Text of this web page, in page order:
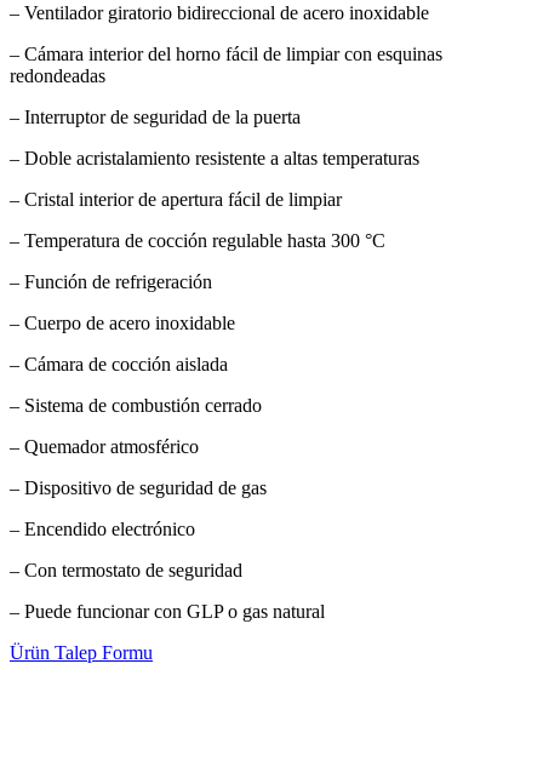
– Ventilador giratorio bidireccional de acero inoxidable
– Cámara interior del horno fácil de limpiar con esquinas
redondeadas
– Interruptor de seguridad de la puerta
– Doble acristalamiento resistente a altas temperaturas
– Cristal interior de apertura fácil de limpiar
– Temperatura de cocción regulable hasta 300 °C
– Función de refrigeración
– Cuerpo de acero inoxidable
– Cámara de cocción aislada
– Sistema de combustión cerrado
– Quemador atmosférico
– Dispositivo de seguridad de gas
– Encendido electrónico
– Con termostato de seguridad
– Puede funcionar con GLP o gas natural
Ürün Talep Formu